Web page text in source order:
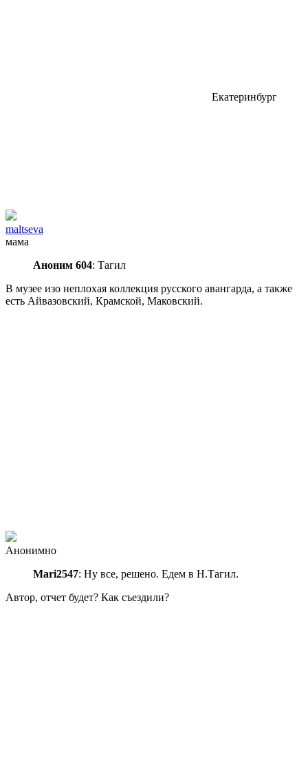
Екатеринбург
maltseva
мама
Аноним 604: Тагил
В музее изо неплохая коллекция русского авангарда, а также
есть Айвазовский, Крамской, Маковский.
Анонимно
Mari2547: Ну все, решено. Едем в Н.Тагил.
Автор, отчет будет? Как съездили?